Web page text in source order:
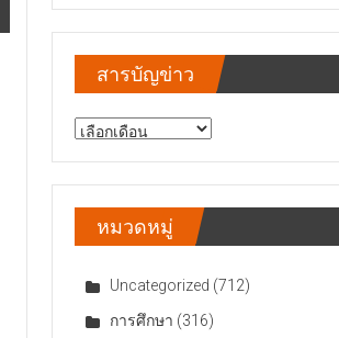
สารบัญข่าว
สารบัญ
หมวดหมู่
Uncategorized (712)
การศึกษา (316)